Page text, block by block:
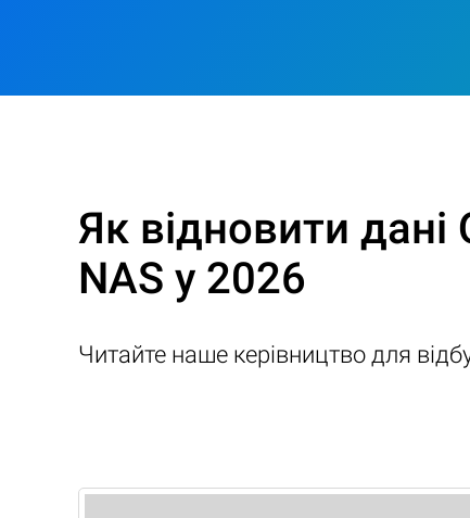
Як відновити
NAS у 2026
Читайте наше керівництво для